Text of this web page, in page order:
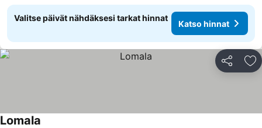
Valitse päivät nähdäksesi tarkat hinnat
Katso hinnat
Jaa
Lomala